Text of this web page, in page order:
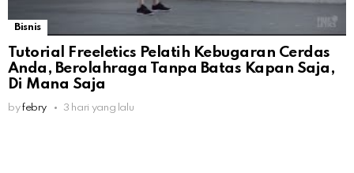
Bisnis
Tutorial Freeletics Pelatih Kebugaran Cerdas
Anda, Berolahraga Tanpa Batas Kapan Saja,
Di Mana Saja
by febry 3 hari yang lalu